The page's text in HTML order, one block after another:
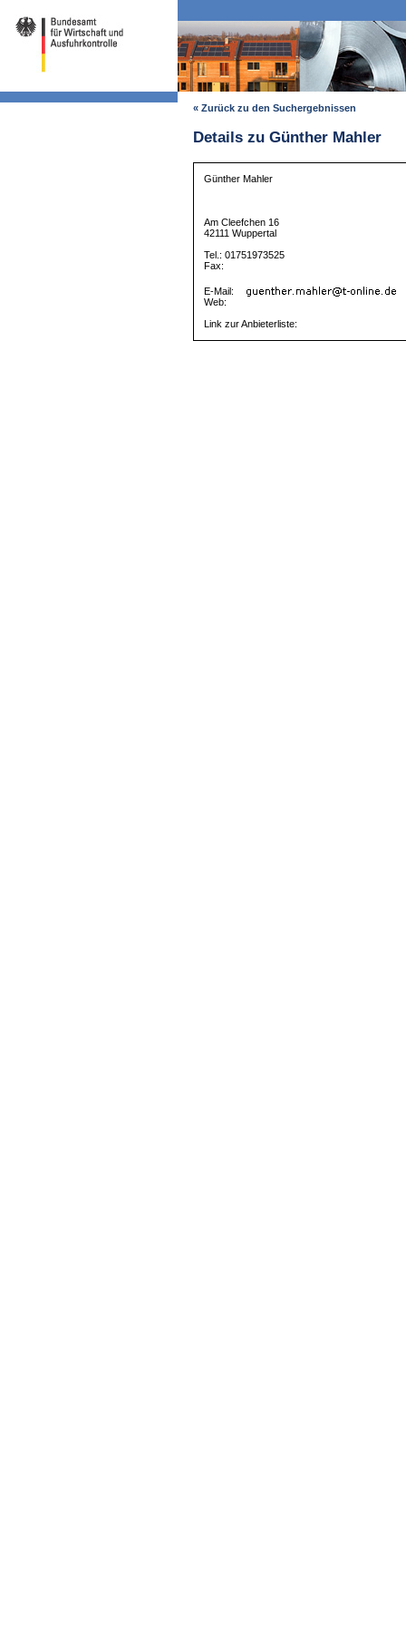
« Zurück zu den Suchergebnissen
Details zu Günther Mahler
Günther Mahler
Am Cleefchen 16
42111 Wuppertal
Tel.: 01751973525
Fax:
E-Mail:
Web:
Link zur Anbieterliste: